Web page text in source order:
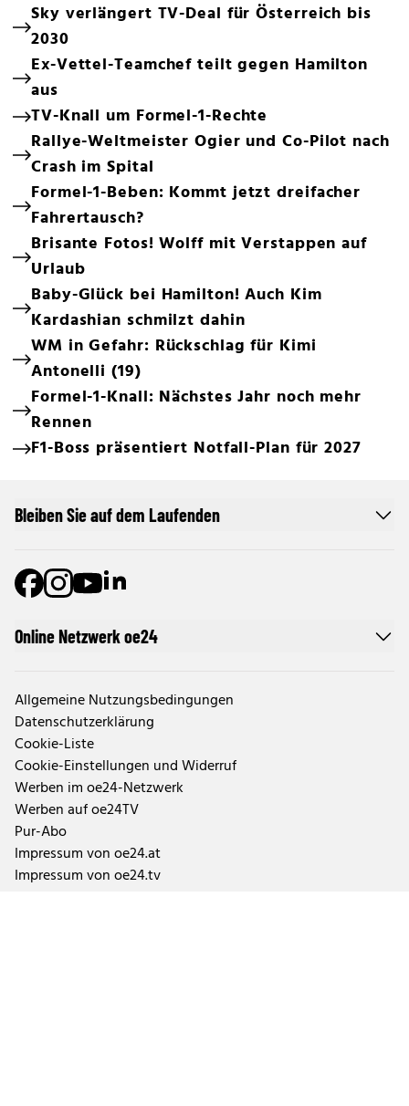
Sky verlängert TV-Deal für Österreich bis
2030
Ex-Vettel-Teamchef teilt gegen Hamilton
aus
TV-Knall um Formel-1-Rechte
Rallye-Weltmeister Ogier und Co-Pilot nach
Crash im Spital
Formel-1-Beben: Kommt jetzt dreifacher
Fahrertausch?
Brisante Fotos! Wolff mit Verstappen auf
Urlaub
Baby-Glück bei Hamilton! Auch Kim
Kardashian schmilzt dahin
WM in Gefahr: Rückschlag für Kimi
Antonelli (19)
Formel-1-Knall: Nächstes Jahr noch mehr
Rennen
F1-Boss präsentiert Notfall-Plan für 2027
Online Netzwerk oe24
Allgemeine Nutzungsbedingungen
Datenschutzerklärung
Cookie-Liste
Cookie-Einstellungen und Widerruf
Werben im oe24-Netzwerk
Werben auf oe24TV
Pur-Abo
Impressum von oe24.at
Impressum von oe24.tv
Bleiben Sie auf dem Laufenden